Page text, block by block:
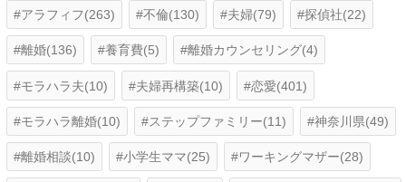
アラフィフ(263) 不倫(130) 夫婦(79) 探偵社(22)
離婚(136) 養育費(5) 離婚カウンセリング(4)
モラハラ夫(10) 夫婦再構築(10) 恋愛(401)
モラハラ離婚(10) ステップファミリー(11) 神奈川県(49)
離婚相談(10) 小学生ママ(25) ワーキングマザー(28)